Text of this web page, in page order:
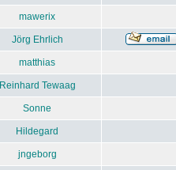
mawerix
Jörg Ehrlich
matthias
Reinhard Tewaag
Sonne
Hildegard
jngeborg